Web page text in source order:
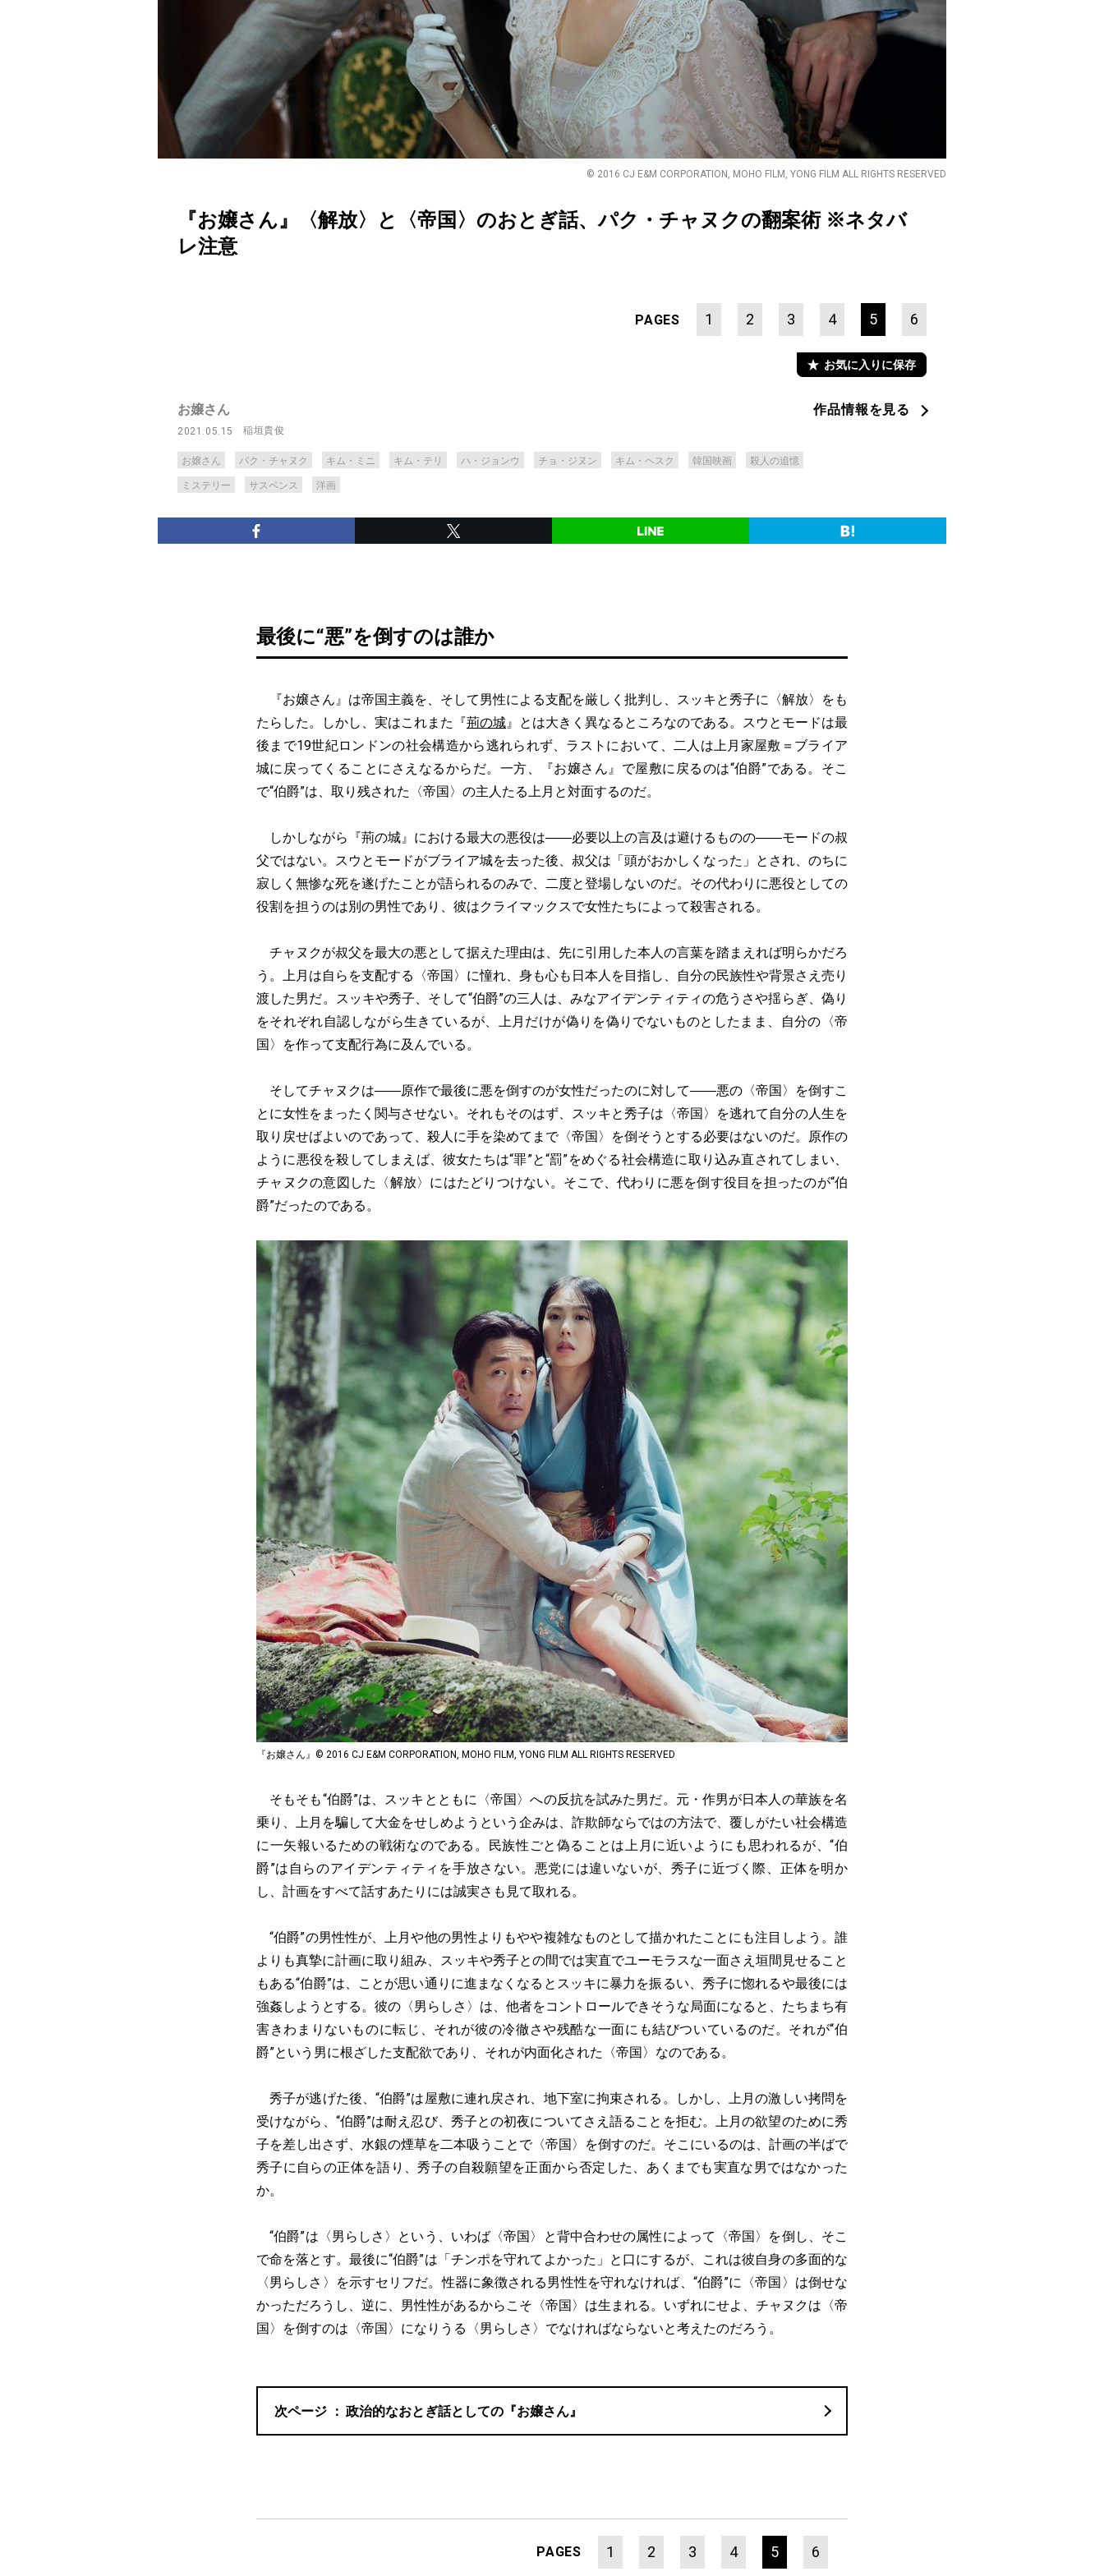
© 2016 CJ E&M CORPORATION, MOHO FILM, YONG FILM ALL RIGHTS RESERVED
『お嬢さん』〈解放〉と〈帝国〉のおとぎ話、パク・チャヌクの翻案術 ※ネタバ
レ注意
PAGES 1 2 3 4 5 6
お気に入りに保存
お嬢さん
2021.05.15 稲垣貴俊
お嬢さん パク・チャヌク キム・ミニ キム・テリ ハ・ジョンウ チョ・ジヌン キム・ヘスク 韓国映画 殺人の追憶
ミステリー サスペンス 洋画
作品情報を見る
最後に“悪”を倒すのは誰か
『お嬢さん』は帝国主義を、そして男性による支配を厳しく批判し、スッキと秀子に〈解放〉をも
たらした。しかし、実はこれまた『荊の城』とは大きく異なるところなのである。スウとモードは最
後まで19世紀ロンドンの社会構造から逃れられず、ラストにおいて、二人は上月家屋敷＝ブライア
城に戻ってくることにさえなるからだ。一方、『お嬢さん』で屋敷に戻るのは“伯爵”である。そこ
で“伯爵”は、取り残された〈帝国〉の主人たる上月と対面するのだ。
しかしながら『荊の城』における最大の悪役は――必要以上の言及は避けるものの――モードの叔
父ではない。スウとモードがブライア城を去った後、叔父は「頭がおかしくなった」とされ、のちに
寂しく無惨な死を遂げたことが語られるのみで、二度と登場しないのだ。その代わりに悪役としての
役割を担うのは別の男性であり、彼はクライマックスで女性たちによって殺害される。
チャヌクが叔父を最大の悪として据えた理由は、先に引用した本人の言葉を踏まえれば明らかだろ
う。上月は自らを支配する〈帝国〉に憧れ、身も心も日本人を目指し、自分の民族性や背景さえ売り
渡した男だ。スッキや秀子、そして“伯爵”の三人は、みなアイデンティティの危うさや揺らぎ、偽り
をそれぞれ自認しながら生きているが、上月だけが偽りを偽りでないものとしたまま、自分の〈帝
国〉を作って支配行為に及んでいる。
そしてチャヌクは――原作で最後に悪を倒すのが女性だったのに対して――悪の〈帝国〉を倒すこ
とに女性をまったく関与させない。それもそのはず、スッキと秀子は〈帝国〉を逃れて自分の人生を
取り戻せばよいのであって、殺人に手を染めてまで〈帝国〉を倒そうとする必要はないのだ。原作の
ように悪役を殺してしまえば、彼女たちは“罪”と“罰”をめぐる社会構造に取り込み直されてしまい、
チャヌクの意図した〈解放〉にはたどりつけない。そこで、代わりに悪を倒す役目を担ったのが“伯
爵”だったのである。
『お嬢さん』© 2016 CJ E&M CORPORATION, MOHO FILM, YONG FILM ALL RIGHTS RESERVED
そもそも“伯爵”は、スッキとともに〈帝国〉への反抗を試みた男だ。元・作男が日本人の華族を名
乗り、上月を騙して大金をせしめようという企みは、詐欺師ならではの方法で、覆しがたい社会構造
に一矢報いるための戦術なのである。民族性ごと偽ることは上月に近いようにも思われるが、“伯
爵”は自らのアイデンティティを手放さない。悪党には違いないが、秀子に近づく際、正体を明か
し、計画をすべて話すあたりには誠実さも見て取れる。
“伯爵”の男性性が、上月や他の男性よりもやや複雑なものとして描かれたことにも注目しよう。誰
よりも真摯に計画に取り組み、スッキや秀子との間では実直でユーモラスな一面さえ垣間見せること
もある“伯爵”は、ことが思い通りに進まなくなるとスッキに暴力を振るい、秀子に惚れるや最後には
強姦しようとする。彼の〈男らしさ〉は、他者をコントロールできそうな局面になると、たちまち有
害きわまりないものに転じ、それが彼の冷徹さや残酷な一面にも結びついているのだ。それが“伯
爵”という男に根ざした支配欲であり、それが内面化された〈帝国〉なのである。
秀子が逃げた後、“伯爵”は屋敷に連れ戻され、地下室に拘束される。しかし、上月の激しい拷問を
受けながら、“伯爵”は耐え忍び、秀子との初夜についてさえ語ることを拒む。上月の欲望のために秀
子を差し出さず、水銀の煙草を二本吸うことで〈帝国〉を倒すのだ。そこにいるのは、計画の半ばで
秀子に自らの正体を語り、秀子の自殺願望を正面から否定した、あくまでも実直な男ではなかった
か。
“伯爵”は〈男らしさ〉という、いわば〈帝国〉と背中合わせの属性によって〈帝国〉を倒し、そこ
で命を落とす。最後に“伯爵”は「チンポを守れてよかった」と口にするが、これは彼自身の多面的な
〈男らしさ〉を示すセリフだ。性器に象徴される男性性を守れなければ、“伯爵”に〈帝国〉は倒せな
かっただろうし、逆に、男性性があるからこそ〈帝国〉は生まれる。いずれにせよ、チャヌクは〈帝
国〉を倒すのは〈帝国〉になりうる〈男らしさ〉でなければならないと考えたのだろう。
政治的なおとぎ話としての『お嬢さん』
PAGES 1 2 3 4 5 6